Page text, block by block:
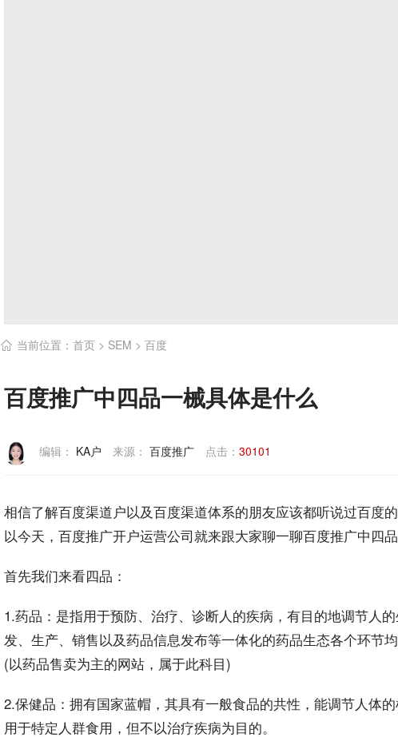
 当前位置： 首页 > SEM > 百度
百度推广中四品一械具体是什么
编辑： KA户 来源： 百度推广 点击： 30101
相信了解百度渠道户以及百度渠道体系的朋友应该都听说过百度的
以今天，百度推广开户运营公司就来跟大家聊一聊百度推广中四
首先我们来看四品：
1.药品 ：是指用于预防、治疗、诊断人的疾病，有目的地调节人
发、生产、销售以及药品信息发布等一体化的药品生态各个环节
(以药品售卖为主的网站，属于此科目)
2.保健品 ：拥有国家蓝帽，其具有一般食品的共性，能调节人体
用于特定人群食用，但不以治疗疾病为目的。